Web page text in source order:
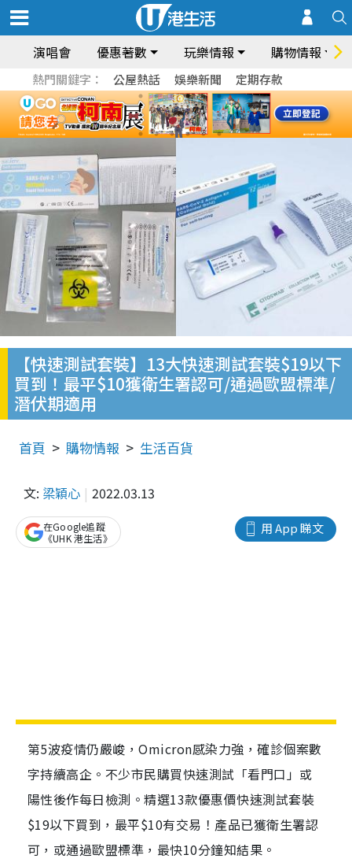
演唱會 優惠著數 玩樂情報 購物情報
熱門關鍵字： 公屋熱話 娛樂新聞 定期存款
【快速測試套裝】13大快速測試套裝$19以下
買到！最平$10獲衛生署認可/通過歐盟標準/
潛伏期適用
首頁 購物情報 生活百貨
文: 梁穎心 2022.03.13
用 App 睇文
在Google追蹤
《UHK 港生活》
第5波疫情仍嚴峻，Omicron感染力強，確診個案數
字持續高企。不少市民購買快速測試「看門口」或
陽性後作每日檢測。精選13款優惠價快速測試套裝
$19以下買到，最平$10有交易！產品已獲衛生署認
可，或通過歐盟標準，最快10分鐘知結果。